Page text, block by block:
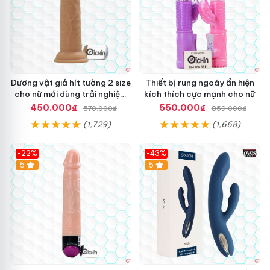
i
ấ
n
g
M
a
c
h
Dương vật giả hít tường 2 size
cho nữ mới dùng trải nghiệm
thật
450.000₫ 570.000₫
(1,729)
Thiết bị rung ngoáy ẩn hiện
kích thích cực mạnh cho nữ
550.000₫
859.000₫
(1,668)
-22%
Hot
5
-43%
Hot
5